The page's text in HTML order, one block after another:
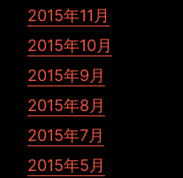
2015年11月
2015年10月
2015年9月
2015年8月
2015年7月
2015年5月